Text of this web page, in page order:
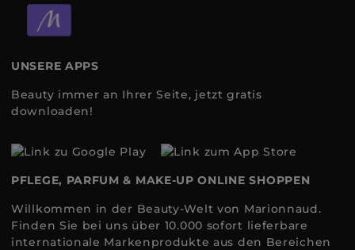
UNSERE APPS
Beauty immer an Ihrer Seite, jetzt gratis
downloaden!
PFLEGE, PARFUM & MAKE-UP ONLINE SHOPPEN
Willkommen in der Beauty-Welt von Marionnaud.
Finden Sie bei uns über 10.000 sofort lieferbare
internationale Markenprodukte aus den Bereichen